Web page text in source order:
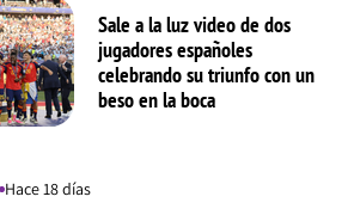
Sale a la luz video de dos
jugadores españoles
celebrando su triunfo con un
beso en la boca
Hace 18 días